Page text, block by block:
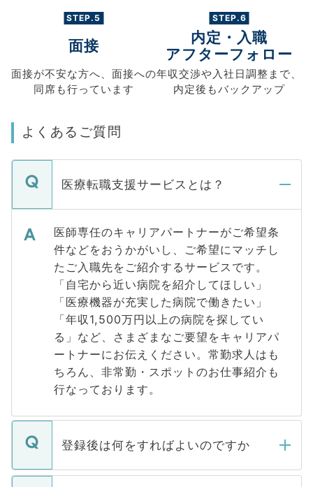
STEP.5
面接
面接が不安な方へ、 面接への
同席も行っています
STEP.6
内定・入職
アフターフォロー
年収交渉や入社日調整まで、
内定後もバックアップ
よくあるご質問
医療転職支援サービスとは？
医師専任のキャリアパートナーがご希望条
件などをおうかがいし、ご希望にマッチし
たご入職先をご紹介するサービスです。
「自宅から近い病院を紹介してほしい」
「医療機器が充実した病院で働きたい」
「年収1,500万円以上の病院を探してい
る」など、さまざまなご要望をキャリアパ
ートナーにお伝えください。常勤求人はも
ちろん、非常勤・スポットのお仕事紹介も
行なっております。
登録後は何をすればよいのですか
ご登録いただきましたら、弊社担当者がご